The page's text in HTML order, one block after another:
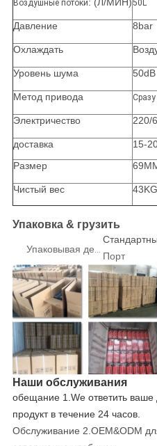
Воздушные потоки 50L
Давление 8bar
Охлаждать
Уровень шума 50dB
Метод привода
Электричество 220/
доставка
15-
Размер
Чистый вес
Упаковка & грузить
Упаковывая детали
Порт
Наши обслуживания
обещание 1.We ответить
продукт в течение 24 часов.
Обслуживание 2.OEM&ODM